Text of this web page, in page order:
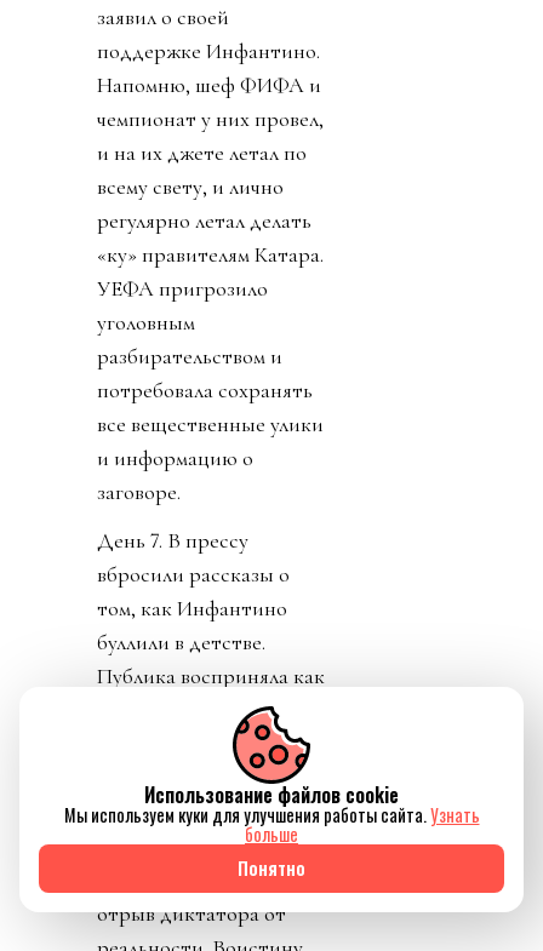
заявил о своей
поддержке Инфантино.
Напомню, шеф ФИФА и
чемпионат у них провел,
и на их джете летал по
всему свету, и лично
регулярно летал делать
«ку» правителям Катара.
УЕФА пригрозило
уголовным
разбирательством и
потребовала сохранять
все вещественные улики
и информацию о
заговоре.
День 7. В прессу
вбросили рассказы о
том, как Инфантино
буллили в детстве.
Публика восприняла как
должно. «Жаль тебя.
Теперь проваливай». У
тирана не только не
получилось разыграть
карту жертвы, но и
обнажило тотальный
отрыв диктатора от
Использование файлов cookie
Мы используем куки для улучшения работы сайта.Узнать
больше
Понятно